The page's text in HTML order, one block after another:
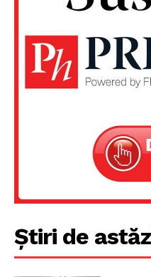
FREEDOM
PRESShub
Despre noi / Echipa
Proiecte editoriale
Știri de